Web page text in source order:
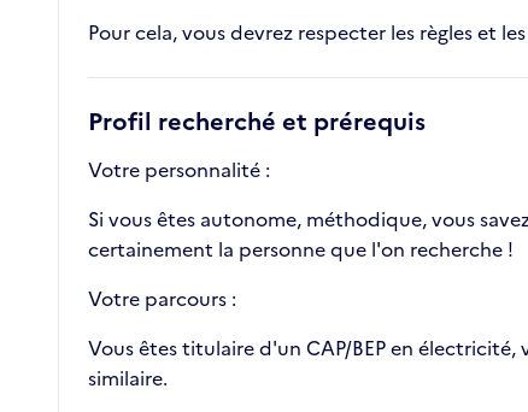
Pour cela, vous devrez respecter les règles et
Profil recherché et prérequis
Votre personnalité :
Si vous êtes autonome, méthodique, vous
certainement la personne que l'on recherche !
Votre parcours :
Vous êtes titulaire d'un CAP/BEP en
similaire.